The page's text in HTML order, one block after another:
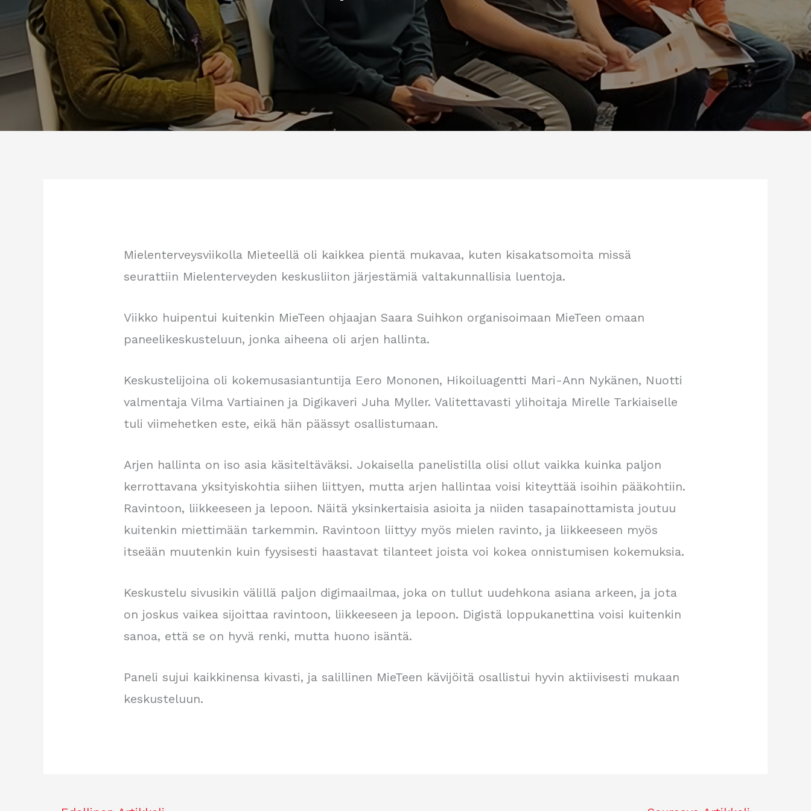
Mielenterveysviikolla Mieteellä oli kaikkea pientä mukavaa, kuten kisakatsomoita missä
seurattiin Mielenterveyden keskusliiton järjestämiä valtakunnallisia luentoja.
Viikko huipentui kuitenkin MieTeen ohjaajan Saara Suihkon organisoimaan MieTeen omaan
paneelikeskusteluun, jonka aiheena oli arjen hallinta.
Keskustelijoina oli kokemusasiantuntija Eero Mononen, Hikoiluagentti Mari-Ann Nykänen, Nuotti
valmentaja Vilma Vartiainen ja Digikaveri Juha Myller. Valitettavasti ylihoitaja Mirelle Tarkiaiselle
tuli viimehetken este, eikä hän päässyt osallistumaan.
Arjen hallinta on iso asia käsiteltäväksi. Jokaisella panelistilla olisi ollut vaikka kuinka paljon
kerrottavana yksityiskohtia siihen liittyen, mutta arjen hallintaa voisi kiteyttää isoihin pääkohtiin.
Ravintoon, liikkeeseen ja lepoon. Näitä yksinkertaisia asioita ja niiden tasapainottamista joutuu
kuitenkin miettimään tarkemmin. Ravintoon liittyy myös mielen ravinto, ja liikkeeseen myös
itseään muutenkin kuin fyysisesti haastavat tilanteet joista voi kokea onnistumisen kokemuksia.
Keskustelu sivusikin välillä paljon digimaailmaa, joka on tullut uudehkona asiana arkeen, ja jota
on joskus vaikea sijoittaa ravintoon, liikkeeseen ja lepoon. Digistä loppukanettina voisi kuitenkin
sanoa, että se on hyvä renki, mutta huono isäntä.
Paneli sujui kaikkinensa kivasti, ja salillinen MieTeen kävijöitä osallistui hyvin aktiivisesti mukaan
keskusteluun.